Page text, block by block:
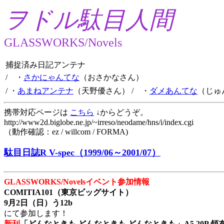
ヲドル駄目人間
GLASSWORKS/Novels
捕捉済み日記アンテナ
/ ・ さかにゃんてな （おさかなさん）
/ ・ あまねアンテナ （天野優さん） / ・ ダメあんてな （じ
携帯対応ページは こちら ↓からどうぞ。
http://www2d.biglobe.ne.jp/~irreso/neodame/hns/i/index.cgi
（動作確認：ez / willcom / FORMA)
駄目日誌R V-spec（1999/06～2001/07）
GLASSWORKS/Novelsイベント参加情報
COMITIA101（東京ビッグサイト）
9月2日（日）う12b
にて参加します！